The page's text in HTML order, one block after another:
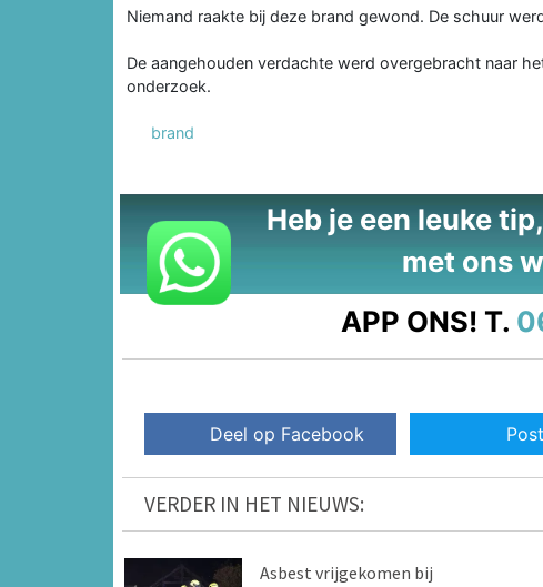
Niemand raakte bij deze brand gewond. De schuur
De aangehouden verdachte werd overgebracht naar
onderzoek.
brand
Heb je een leuke
met ons
APP ONS! T.
Deel op Facebook
VERDER IN HET NIEUWS:
Asbest vrijgekomen bij